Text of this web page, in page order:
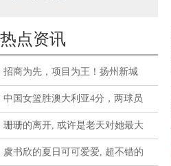
热点资讯
招商为先，项目为王！扬州新城
中国女篮胜澳大利亚4分，两球员
珊珊的离开, 或许是老天对她最大
虞书欣的夏日可可爱爱, 超不错的